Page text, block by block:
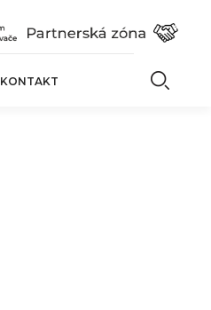
KONTAKT